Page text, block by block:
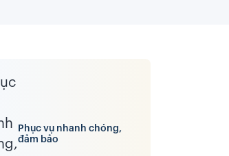
Phục vụ nhanh chóng,
đảm bảo